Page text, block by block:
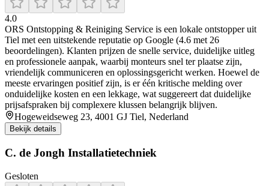
4.0
ORS Ontstopping & Reiniging Service is een lokale ontstopper uit
Tiel met een uitstekende reputatie op Google (4.6 met 26
beoordelingen). Klanten prijzen de snelle service, duidelijke uitleg
en professionele aanpak, waarbij monteurs snel ter plaatse zijn,
vriendelijk communiceren en oplossingsgericht werken. Hoewel de
meeste ervaringen positief zijn, is er één kritische melding over
onduidelijke kosten en een lekkage, wat suggereert dat duidelijke
prijsafspraken bij complexere klussen belangrijk blijven.
Hogeweidseweg 23, 4001 GJ Tiel, Nederland
Bekijk details
C. de Jongh Installatietechniek
Gesloten